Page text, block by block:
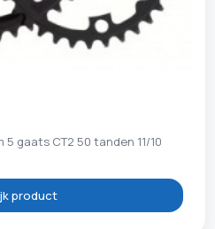
5 gaats CT2 50 tanden 11/10
product